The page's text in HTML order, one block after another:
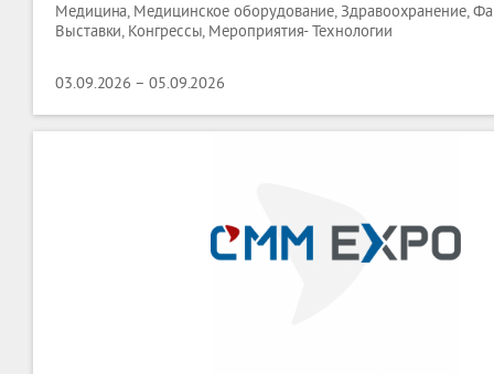
Медицина, Медицинское оборудование, Здравоохранение,
Выставки, Конгрессы, Мероприятия- Технологии
03.09.2026 – 05.09.2026